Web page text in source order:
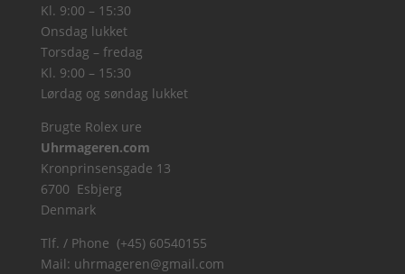
Kl. 9:00 – 15:30
Onsdag lukket
Torsdag – fredag
Kl. 9:00 – 15:30
Lørdag og søndag lukket
Brugte Rolex ure
Uhrmageren.com
Kronprinsensgade 13
6700 Esbjerg
Denmark
Tlf. / Phone (+45) 60540155
Mail: uhrmageren@gmail.com